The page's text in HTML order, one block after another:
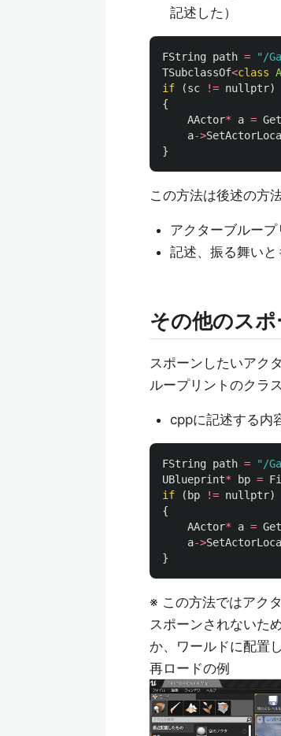
記述した）
FString path = "/
TSubclassOf<class
if
(sc != nullptr)
{
AActor* a =
a->
}
この方法は後述の方
アクターブルー
記述、振る舞い
その他のス
スポーンしたいアク
ループリントのクラ
cppに記述する内
FString path = "/
UBlueprint* bp =
if
( bp != nullptr)
{
AActor* a =
a->
}
※ この方法ではアク
スポーンされないた
か、ワールドに配置
再ロードの例